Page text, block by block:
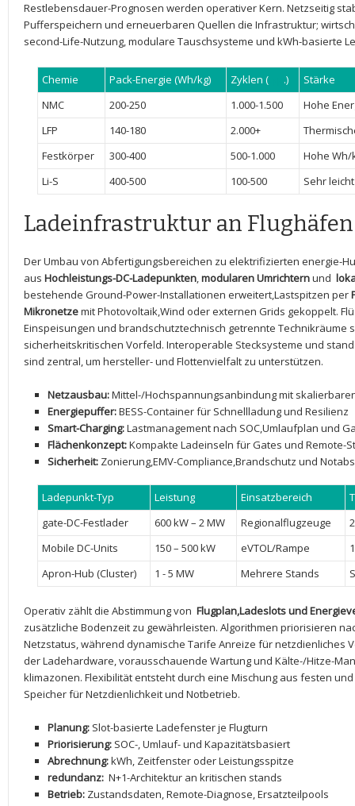
‌Restlebensdauer-Prognosen werden ⁢operativer Kern. Netzseitig
Pufferspeichern⁣ und erneuerbaren Quellen die ​Infrastruktur;
second-Life-Nutzung, ‌modulare Tauschsysteme⁤ und ‍kWh-basierte
Chemie Pack-Energie⁢ (Wh/kg) Zyklen⁣ (typ .)
Stärke
NMC
200-250 1.000-1.500
Hohe‌
LFP
140-180 2.000+
Festkörper
300-400 500-1.000
Hohe Wh/
Li-S
400-500 100-500 Sehr leicht
Ladeinfrastruktur ‍an ⁤Flughäfen
Der Umbau von Abfertigungsbereichen zu elektrifizierten energie-
aus Hochleistungs-DC-Ladepunkten,⁤modularen Umrichternund ‌
bestehende Ground-Power-Installationen erweitert,Lastspitzen per
Mikronetze​mit⁢ Photovoltaik,Wind oder externen Grids gekoppelt.
Einspeisungen und​ brandschutztechnisch getrennte Technikräume
‌sicherheitskritischen Vorfeld. ⁤Interoperable Stecksysteme und
sind ​zentral, um‌ hersteller- ​und Flottenvielfalt zu ‌unterstützen.
Netzausbau:Mittel-/Hochspannungsanbindung mit
Energiepuffer:BESS-Container für​ Schnellladung‌ und Resilienz
Smart-Charging:Lastmanagement nach ⁣SOC,Umlaufplan und
Flächenkonzept:Kompakte Ladeinseln für Gates und Remote-
Sicherheit: Zonierung,EMV-Compliance,Brandschutz ‌und
Ladepunkt-Typ Leistung Einsatzbereich
gate-DC-Festlader
600 kW – 2 MW Regionalflugzeuge
Mobile DC-Units
150 – 500 kW eVTOL/Rampe
Apron-Hub (Cluster)
1 ⁣- 5‍ MW Mehrere Stands
Operativ zählt die Abstimmung von ⁢ Flugplan,Ladeslots und
⁢zusätzliche⁣ Bodenzeit zu⁢ gewährleisten. Algorithmen priorisieren
Netzstatus, während ⁢dynamische Tarife Anreize für netzdienliches
der ‍Ladehardware, vorausschauende⁢ Wartung und Kälte-/Hitze-
klimazonen.‌ Flexibilität entsteht durch eine Mischung ​aus⁣ festen
Speicher für Netzdienlichkeit und⁣ Notbetrieb.
Planung: Slot-basierte ⁣Ladefenster​ je Flugturn
Priorisierung: SOC-, Umlauf- und Kapazitätsbasiert
Abrechnung:kWh,⁤ Zeitfenster oder Leistungsspitze
redundanz: ⁤ N+1-Architektur an kritischen⁢ stands
Betrieb: ⁣Zustandsdaten, Remote-Diagnose, ‌Ersatzteilpools